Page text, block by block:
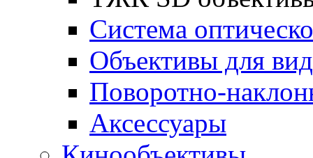
Система
Объективы для
Поворотно-
Аксессуары